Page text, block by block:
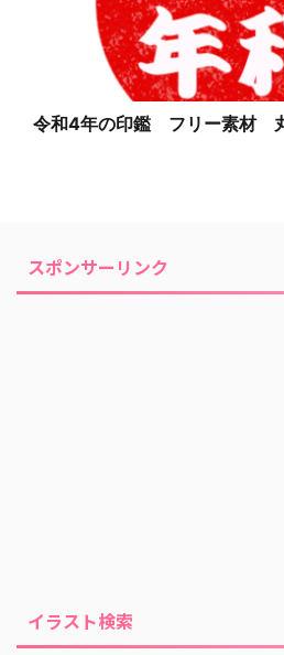
令和4年の印鑑 フリー素材
スポンサーリンク
イラスト検索